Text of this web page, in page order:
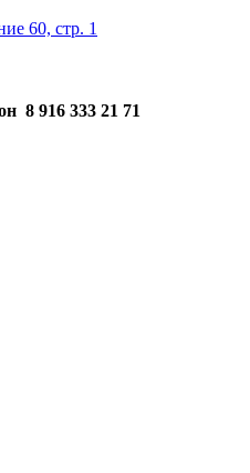
60, стр. 1
8 916 333 21 71